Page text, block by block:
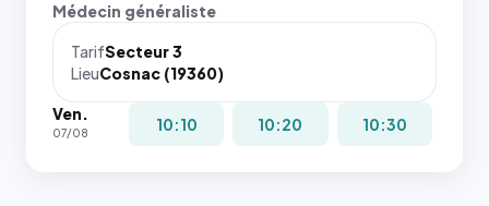
Médecin généraliste
TarifSecteur 3
LieuCosnac (19360)
Ven.
07/08 10:10 10:20 10:30